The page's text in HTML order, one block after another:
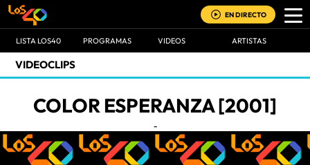
EN DIRECTO
LISTA LOS40 PROGRAMAS VIDEOS ARTISTAS
VIDEOCLIPS
COLOR ESPERANZA [2001]
-